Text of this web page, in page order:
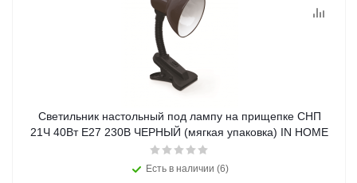
Светильник настольный под лампу на прищепке СНП
21Ч 40Вт E27 230В ЧЕРНЫЙ (мягкая упаковка) IN HOME
Есть в наличии (6)